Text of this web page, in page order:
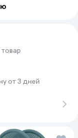
решетка (2 в
от 3 дней